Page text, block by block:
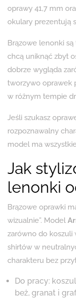
oprawy 41,7 mm
okulary prezentują
Brązowe lenonki
chcą uniknąć zbyt
dobrze wygląda
tworzywo oprawek
w różnym tempie
Jeśli szukasz
rozpoznawalny
model ma
Jak
lenonki
Brązowe oprawki
wizualnie”. Model
zarówno do koszuli
shirtów w
charakteru bez
Do pracy:
beż, granat i